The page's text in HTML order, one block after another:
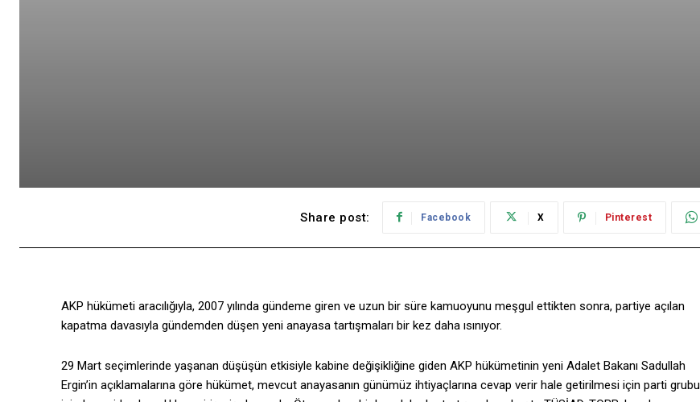
Share post: Facebook X Pinterest
AKP hükümeti aracılığıyla, 2007 yılında gündeme giren ve uzun bir süre kamuoyunu meşgul ettikten sonra, partiye açılan
kapatma davasıyla gündemden düşen yeni anayasa tartışmaları bir kez daha ısınıyor.
29 Mart seçimlerinde yaşanan düşüşün etkisiyle kabine değişikliğine giden AKP hükümetinin yeni Adalet Bakanı Sadullah
Ergin’in açıklamalarına göre hükümet, mevcut anayasanın günümüz ihtiyaçlarına cevap verir hale getirilmesi için parti grubu